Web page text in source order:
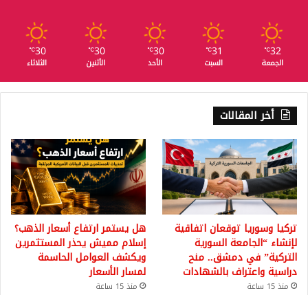
32
℃
الجمعة
31
℃
السبت
30
℃
الأحد
30
℃
الأثنين
30
℃
الثلاثاء
أخر المقالات
تركيا وسوريا توقعان اتفاقية
لإنشاء “الجامعة السورية
التركية” في دمشق.. منح
دراسية واعتراف بالشهادات
منذ 15 ساعة
هل يستمر ارتفاع أسعار الذهب؟
إسلام مميش يحذر المستثمرين
ويكشف العوامل الحاسمة
لمسار الأسعار
منذ 15 ساعة